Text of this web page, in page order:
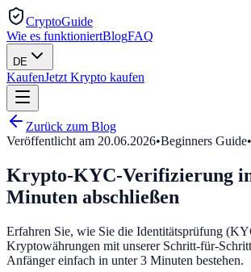
CryptoGuide
Wie es funktioniertBlogFAQ
DE
KaufenJetzt Krypto kaufen
Zurück zum Blog
Veröffentlicht am 20.06.2026•Beginners Guide•
Krypto-KYC-Verifizierung
Minuten abschließen
Erfahren Sie, wie Sie die Identitätsprüfung
Kryptowährungen mit unserer Schritt-für-
Anfänger einfach in unter 3 Minuten bestehen.